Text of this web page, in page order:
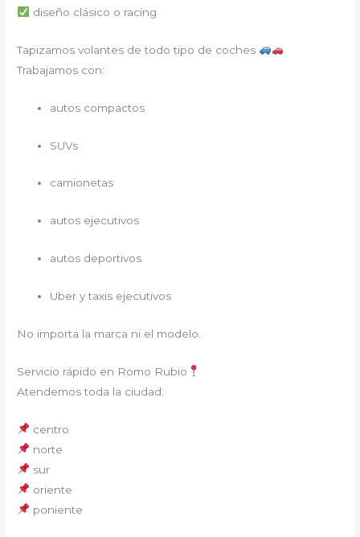
diseño clásico o racing
Tapizamos volantes de todo tipo de coches
Trabajamos con:
autos compactos
SUVs
camionetas
autos ejecutivos
autos deportivos
Uber y taxis ejecutivos
No importa la marca ni el modelo.
Servicio rápido en Romo Rubio
Atendemos toda la ciudad:
centro
norte
sur
oriente
poniente